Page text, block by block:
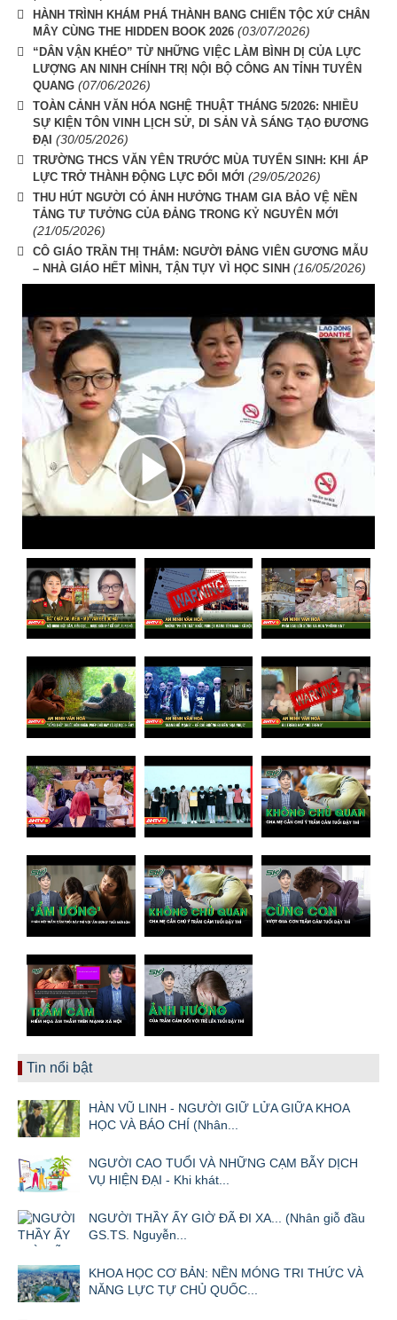
HÀNH TRÌNH KHÁM PHÁ THÀNH BANG CHIẾN TỘC XỨ CHÂN
MÂY CÙNG THE HIDDEN BOOK 2026 (03/07/2026)
“DÂN VẬN KHÉO” TỪ NHỮNG VIỆC LÀM BÌNH DỊ CỦA LỰC
LƯỢNG AN NINH CHÍNH TRỊ NỘI BỘ CÔNG AN TỈNH TUYÊN
QUANG (07/06/2026)
TOÀN CẢNH VĂN HÓA NGHỆ THUẬT THÁNG 5/2026: NHIỀU
SỰ KIỆN TÔN VINH LỊCH SỬ, DI SẢN VÀ SÁNG TẠO ĐƯƠNG
ĐẠI (30/05/2026)
TRƯỜNG THCS VĂN YÊN TRƯỚC MÙA TUYỂN SINH: KHI ÁP
LỰC TRỞ THÀNH ĐỘNG LỰC ĐỔI MỚI (29/05/2026)
THU HÚT NGƯỜI CÓ ẢNH HƯỞNG THAM GIA BẢO VỆ NỀN
TẢNG TƯ TƯỞNG CỦA ĐẢNG TRONG KỶ NGUYÊN MỚI
(21/05/2026)
CÔ GIÁO TRẦN THỊ THẮM: NGƯỜI ĐẢNG VIÊN GƯƠNG MẪU
– NHÀ GIÁO HẾT MÌNH, TẬN TỤY VÌ HỌC SINH (16/05/2026)
Tin nổi bật
HÀN VŨ LINH - NGƯỜI GIỮ LỬA GIỮA KHOA
HỌC VÀ BÁO CHÍ (Nhân...
NGƯỜI CAO TUỔI VÀ NHỮNG CẠM BẪY DỊCH
VỤ HIỆN ĐẠI - Khi khát...
NGƯỜI THẦY ẤY GIỜ ĐÃ ĐI XA... (Nhân giỗ đầu
GS.TS. Nguyễn...
KHOA HỌC CƠ BẢN: NỀN MÓNG TRI THỨC VÀ
NĂNG LỰC TỰ CHỦ QUỐC...